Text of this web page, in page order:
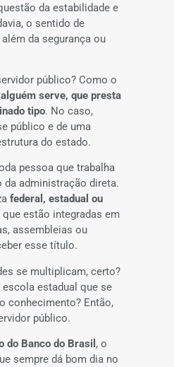
da estabilidade e
o sentido de
da segurança ou
público? Como o
serve, que presta
tipo. No caso,
público e de uma
do estado.
pessoa que trabalha
da administração direta.
federal, estadual ou
que estão integradas em
assembleias ou
esse título.
se multiplicam, certo?
estadual que se
conhecimento? Então,
público.
do Banco do Brasil , o
sempre dá bom dia no